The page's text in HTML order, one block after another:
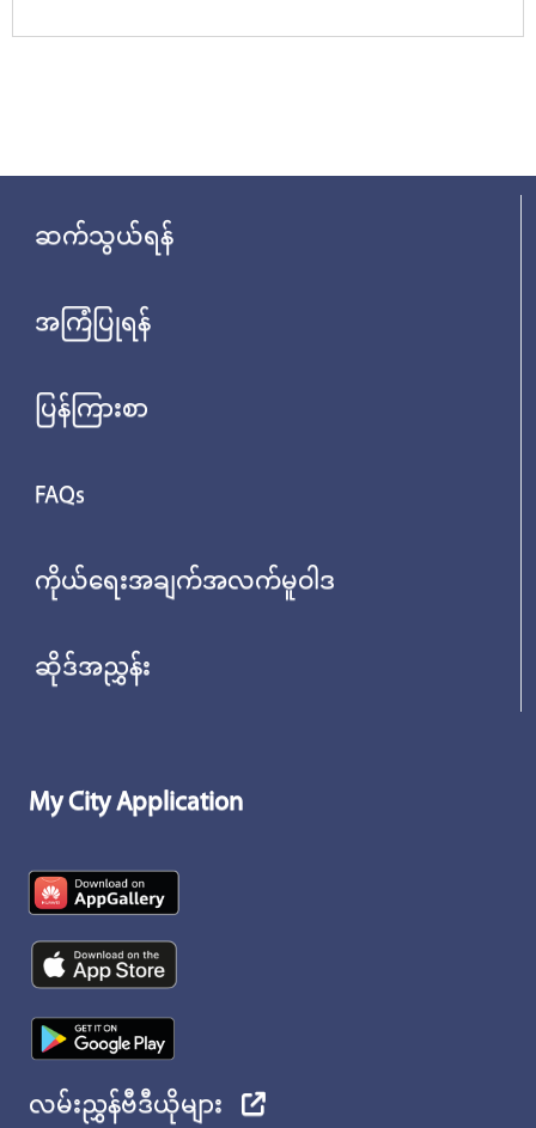
ဆက်သွယ်ရန်
အကြံပြုရန်
ပြန်ကြားစာ
FAQs
ကိုယ်ရေးအချက်အလက်မူဝါဒ
ဆိုဒ်အညွှန်း
My City Application
လမ်းညွှန်ဗီဒီယိုများ